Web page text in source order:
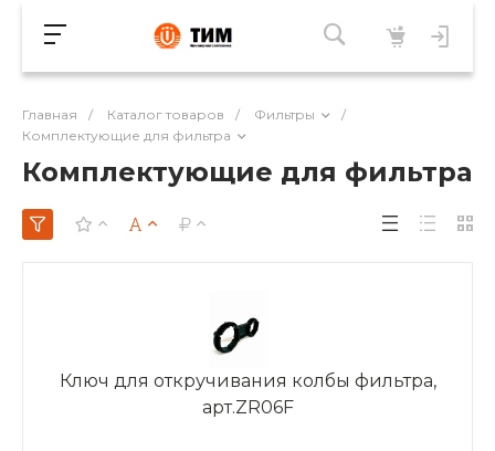
Главная / Каталог товаров / Фильтры
/
Комплектующие для фильтра
Комплектующие для фильтра
Ключ для откручивания колбы фильтра,
арт.ZR06F